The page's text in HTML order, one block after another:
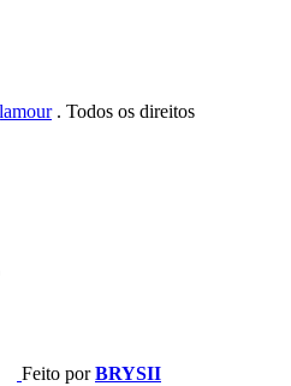
. Todos os direitos
Feito porBRYSII